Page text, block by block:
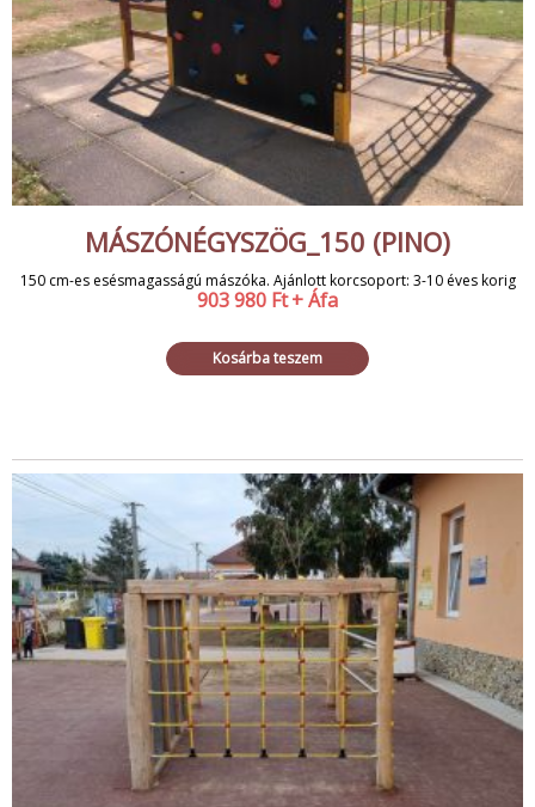
MÁSZÓNÉGYSZÖG_150 (PINO)
150 cm-es esésmagasságú mászóka. Ajánlott korcsoport: 3-10 éves korig
903 980 Ft+ Áfa
Kosárba teszem